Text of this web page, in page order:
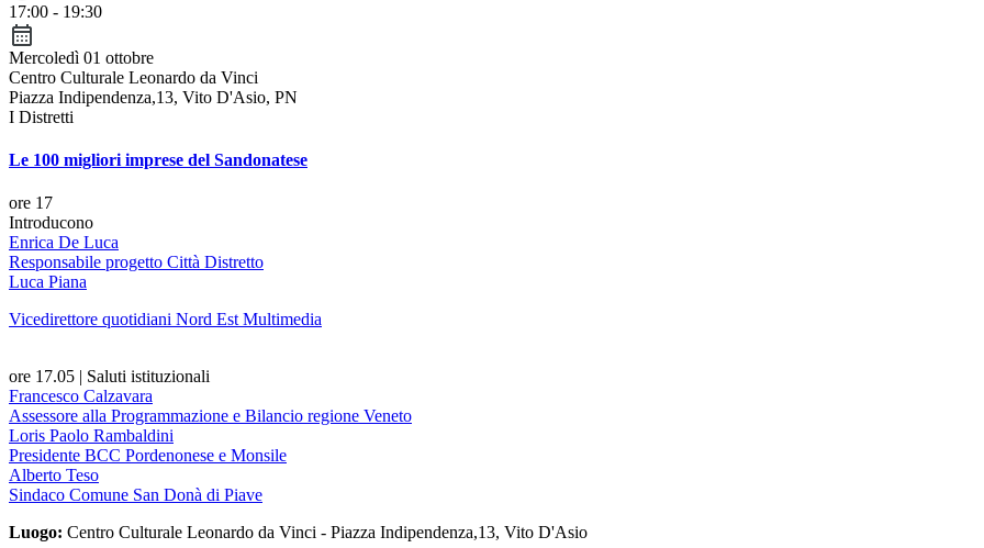
17:00 - 19:30
Mercoledì 01 ottobre
Centro Culturale Leonardo da Vinci
Piazza Indipendenza,13, Vito D'Asio, PN
I Distretti
Le 100 migliori imprese del Sandonatese
ore 17
Introducono
Enrica De Luca
Responsabile progetto Città Distretto
Luca Piana
Vicedirettore quotidiani Nord Est Multimedia
ore 17.05 | Saluti istituzionali
Francesco Calzavara
Assessore alla Programmazione e Bilancio regione Veneto
Loris Paolo Rambaldini
Presidente BCC Pordenonese e Monsile
Alberto Teso
Sindaco Comune San Donà di Piave
Luogo: Centro Culturale Leonardo da Vinci - Piazza Indipendenza,13, Vito D'Asio